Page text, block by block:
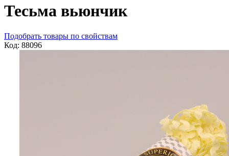
Тесьма вьюнчик
Подобрать товары по свойствам
Код: 88096